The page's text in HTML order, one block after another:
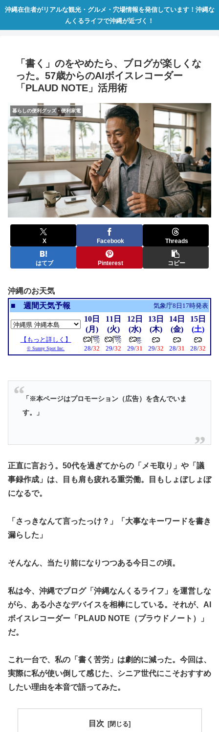
沖縄在住者がリアルな観光・グルメ・穴場情報を発信しています！沖縄な
んくるライフで沖縄が近づく！
「書く」のをやめたら、ブログが楽しくな
った。57歳からのAIボイスレコーダー
「PLAUD NOTE」活用術
暮らしの便利グッズ・便利家電
X Facebook Threads
はてブ Pinterest コピー
沖縄のお天気
「※本ページはプロモーション（広告）を含んでいま
す。」
​正直に言おう。50代を過ぎてからの「メモ取り」や「議
事録作成」は、目も肩も疲れる重労働。目もしょぼしょぼ
になるで。
「さっきなんて言ったっけ？」「大事なキーワードを書き
漏らした」
そんなん、当たり前になりつつある今日この頃。
​私は今、沖縄でブログ「沖縄なんくるライフ」を運営しな
がら、ある小さなデバイスを相棒にしている。それが、AI
ボイスレコーダー「PLAUD NOTE（プラウドノート）」
だ。
​これ一台で、私の「書く苦労」は劇的に減った。今回は、
実際に私が使い倒して感じた、シニア世代にこそおすすめ
したい理由を本音で語ってみた。
目次